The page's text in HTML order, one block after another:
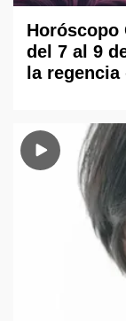
Horóscopo
del 7 al 9
la